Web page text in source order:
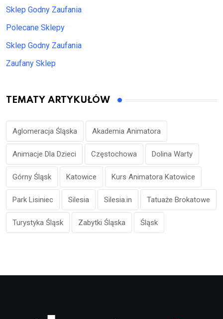
Sklep Godny Zaufania
Polecane Sklepy
Sklep Godny Zaufania
Zaufany Sklep
TEMATY ARTYKUŁÓW
Aglomeracja Śląska Akademia Animatora
Animacje Dla Dzieci Częstochowa Dolina Warty
Górny Śląsk Katowice Kurs Animatora Katowice
Park Lisiniec Silesia Silesia.in Tatuaże Brokatowe
Turystyka Śląsk Zabytki Śląska Śląsk